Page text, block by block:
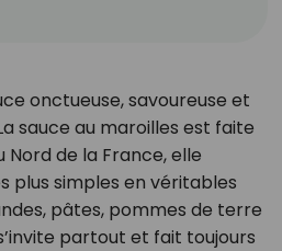
onctueuse, savoureuse et
sauce au maroilles est faite
Nord de la France, elle
plus simples en véritables
pâtes, pommes de terre
partout et fait toujours